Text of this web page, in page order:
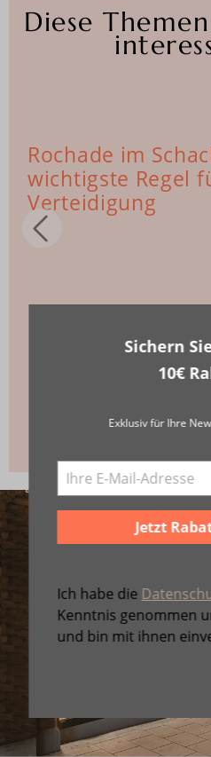
Sichern
10€
Exklusiv für Ihre
Jetzt
Ich habe die
Kenntnis genommen
und bin mit ihnen
Diese
Rochade im
wichtigste Regel
Verteidigung